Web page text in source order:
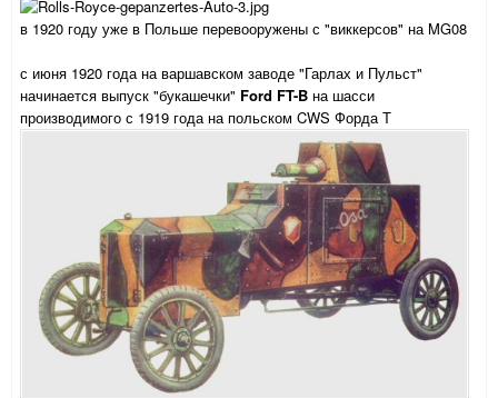
в 1920 году уже в Польше перевооружены с "виккерсов" на MG08
с июня 1920 года на варшавском заводе "Гарлах и Пульст"
начинается выпуск "букашечки" Ford FT-B на шасси
производимого с 1919 года на польском CWS Форда Т